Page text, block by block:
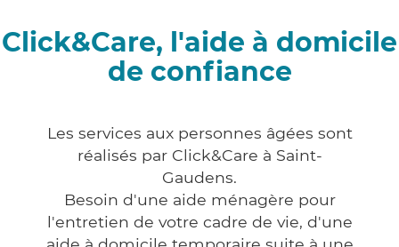
Click&Care, l'aide à domicile
de confiance
Les services aux personnes âgées sont
réalisés par Click&Care à Saint-
Gaudens.
Besoin d'une aide ménagère pour
l'entretien de votre cadre de vie, d'une